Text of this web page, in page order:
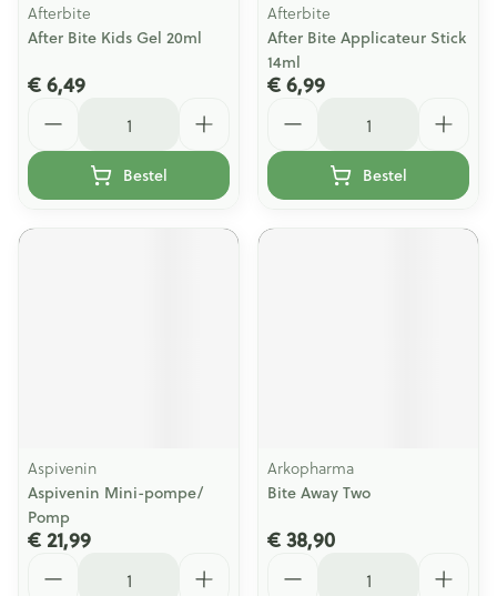
Afterbite
After Bite Kids Gel 20ml
€ 6,49
Bestel
Afterbite
After Bite Applicateur Stick
14ml
€ 6,99
Bestel
Aspivenin
Aspivenin Mini-pompe/
Pomp
€ 21,99
Arkopharma
Bite Away Two
€ 38,90